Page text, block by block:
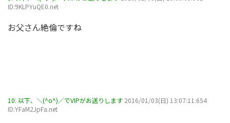
ID:9KLPYuQE0.net
お父さん絶倫ですね
10: 以下、＼(^o^)／でVIPがお送りします 2016/01/03(日) 13:07:11.654
ID:YFaM2JpFa.net